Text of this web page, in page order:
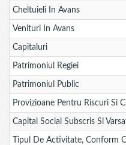
Cheltuieli In Avans
Venituri In Avans
Capitaluri
Patrimoniul Regiei
Patrimoniul Public
Provizioane Pentru Riscuri Si
Capital Social Subscris Si
Tipul De Activitate, Conform